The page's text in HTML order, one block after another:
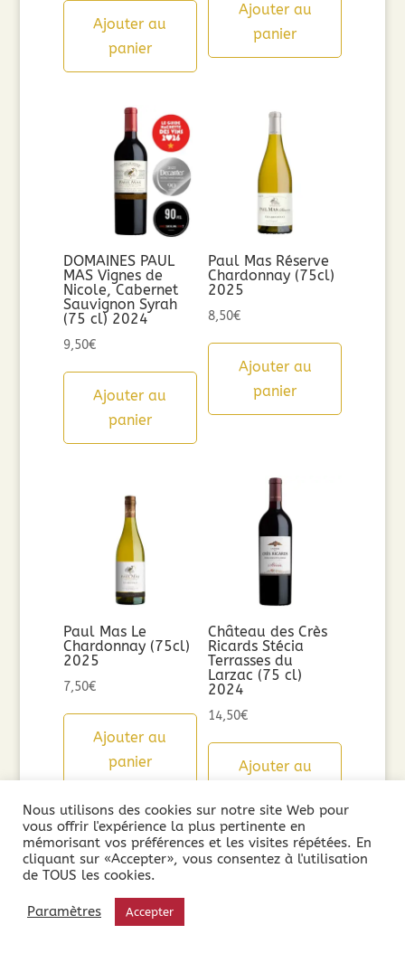
Ajouter au
panier
Ajouter au
panier
DOMAINES PAUL
MAS Vignes de
Nicole, Cabernet
Sauvignon Syrah
(75 cl) 2024
9,50€
Ajouter au
panier
Paul Mas Réserve
Chardonnay (75cl)
2025
8,50€
Ajouter au
panier
Paul Mas Le
Chardonnay (75cl)
2025
7,50€
Ajouter au
panier
Château des Crès
Ricards Stécia
Terrasses du
Larzac (75 cl)
2024
14,50€
Ajouter au
Nous utilisons des cookies sur notre site Web pour
vous offrir l'expérience la plus pertinente en
mémorisant vos préférences et les visites répétées. En
cliquant sur «Accepter», vous consentez à l'utilisation
de TOUS les cookies.
Paramètres Accepter